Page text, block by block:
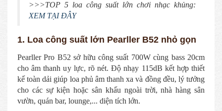
>>>TOP 5 loa công suất lớn chơi nhạc khủng:
XEM TẠI ĐÂY
1. Loa công suất lớn Pearller B52 nhỏ gọn
Pearller Pro B52 sở hữu công suất 700W cùng bass 20cm
cho âm thanh uy lực, rõ nét. Độ nhạy 115dB kết hợp thiết
kế toàn dải giúp loa phủ âm thanh xa và đồng đều, lý tưởng
cho các sự kiện hoặc sân khấu ngoài trời, nhà hàng sân
vườn, quán bar, lounge,... diện tích lớn.